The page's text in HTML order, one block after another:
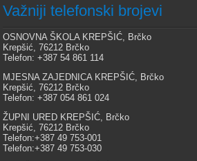
Važniji telefonski brojevi
OSNOVNA ŠKOLA KREPŠIĆ, Brčko
Krepšić, 76212 Brčko
Telefon: +387 54 861 114
MJESNA ZAJEDNICA KREPŠIĆ, Brčko
Krepšić, 76212 Brčko
Telefon: +387 054 861 024
ŽUPNI URED KREPŠIĆ, Brčko
Krepšić, 76212 Brčko
Telefon:+387 49 753-001
Telefon:+387 49 753-030